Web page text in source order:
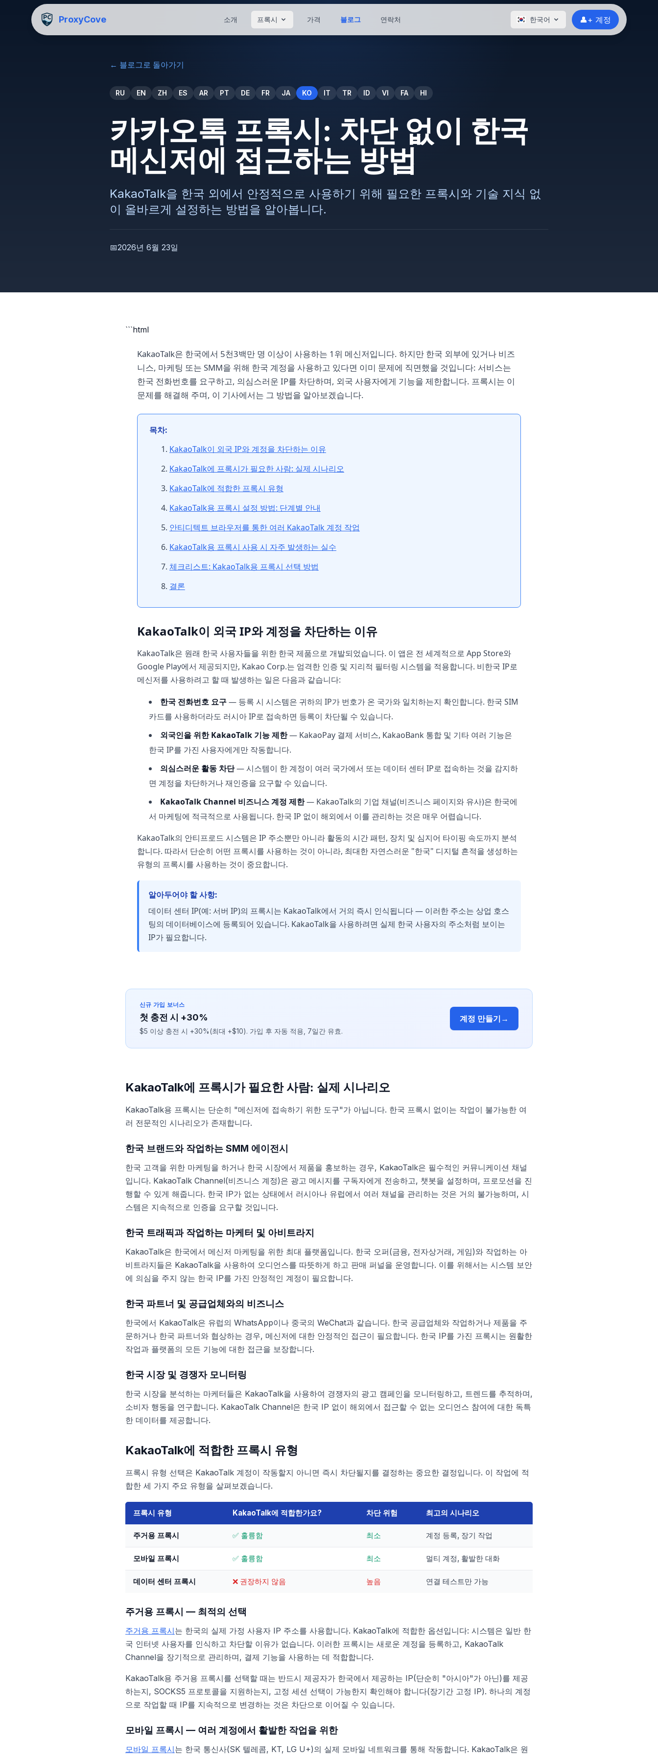
ProxyCove 소개 프록시 가격 블로그 연락처 한국어 👤+ 계정
← 블로그로 돌아가기
RU EN ZH ES AR PT DE FR JA KO IT TR ID VI FA HI
카카오톡 프록시: 차단 없이 한국
메신저에 접근하는 방법
KakaoTalk을 한국 외에서 안정적으로 사용하기 위해 필요한 프록시와 기술 지식 없
이 올바르게 설정하는 방법을 알아봅니다.
📅2026년 6월 23일
```html
KakaoTalk은 한국에서 5천3백만 명 이상이 사용하는 1위 메신저입니다. 하지만 한국 외부에 있거나 비즈
니스, 마케팅 또는 SMM을 위해 한국 계정을 사용하고 있다면 이미 문제에 직면했을 것입니다: 서비스는
한국 전화번호를 요구하고, 의심스러운 IP를 차단하며, 외국 사용자에게 기능을 제한합니다. 프록시는 이
문제를 해결해 주며, 이 기사에서는 그 방법을 알아보겠습니다.
목차:
KakaoTalk이 외국 IP와 계정을 차단하는 이유
KakaoTalk에 프록시가 필요한 사람: 실제 시나리오
KakaoTalk에 적합한 프록시 유형
KakaoTalk용 프록시 설정 방법: 단계별 안내
안티디텍트 브라우저를 통한 여러 KakaoTalk 계정 작업
KakaoTalk용 프록시 사용 시 자주 발생하는 실수
체크리스트: KakaoTalk용 프록시 선택 방법
결론
KakaoTalk이 외국 IP와 계정을 차단하는 이유
KakaoTalk은 원래 한국 사용자들을 위한 한국 제품으로 개발되었습니다. 이 앱은 전 세계적으로 App Store와
Google Play에서 제공되지만, Kakao Corp.는 엄격한 인증 및 지리적 필터링 시스템을 적용합니다. 비한국 IP로
메신저를 사용하려고 할 때 발생하는 일은 다음과 같습니다:
한국 전화번호 요구— 등록 시 시스템은 귀하의 IP가 번호가 온 국가와 일치하는지 확인합니다. 한국 SIM
카드를 사용하더라도 러시아 IP로 접속하면 등록이 차단될 수 있습니다.
외국인을 위한 KakaoTalk 기능 제한— KakaoPay 결제 서비스, KakaoBank 통합 및 기타 여러 기능은
한국 IP를 가진 사용자에게만 작동합니다.
의심스러운 활동 차단— 시스템이 한 계정이 여러 국가에서 또는 데이터 센터 IP로 접속하는 것을 감지하
면 계정을 차단하거나 재인증을 요구할 수 있습니다.
KakaoTalk Channel 비즈니스 계정 제한— KakaoTalk의 기업 채널(비즈니스 페이지와 유사)은 한국에
서 마케팅에 적극적으로 사용됩니다. 한국 IP 없이 해외에서 이를 관리하는 것은 매우 어렵습니다.
KakaoTalk의 안티프로드 시스템은 IP 주소뿐만 아니라 활동의 시간 패턴, 장치 및 심지어 타이핑 속도까지 분석
합니다. 따라서 단순히 어떤 프록시를 사용하는 것이 아니라, 최대한 자연스러운 "한국" 디지털 흔적을 생성하는
유형의 프록시를 사용하는 것이 중요합니다.
알아두어야 할 사항:
데이터 센터 IP(예: 서버 IP)의 프록시는 KakaoTalk에서 거의 즉시 인식됩니다 — 이러한 주소는 상업 호스
팅의 데이터베이스에 등록되어 있습니다. KakaoTalk을 사용하려면 실제 한국 사용자의 주소처럼 보이는
IP가 필요합니다.
신규 가입 보너스
첫 충전 시 +30%
$5 이상 충전 시 +30%(최대 +$10). 가입 후 자동 적용, 7일간 유효.
계정 만들기 →
KakaoTalk에 프록시가 필요한 사람: 실제 시나리오
KakaoTalk용 프록시는 단순히 "메신저에 접속하기 위한 도구"가 아닙니다. 한국 프록시 없이는 작업이 불가능한 여
러 전문적인 시나리오가 존재합니다.
한국 브랜드와 작업하는 SMM 에이전시
한국 고객을 위한 마케팅을 하거나 한국 시장에서 제품을 홍보하는 경우, KakaoTalk은 필수적인 커뮤니케이션 채널
입니다. KakaoTalk Channel(비즈니스 계정)은 광고 메시지를 구독자에게 전송하고, 챗봇을 설정하며, 프로모션을 진
행할 수 있게 해줍니다. 한국 IP가 없는 상태에서 러시아나 유럽에서 여러 채널을 관리하는 것은 거의 불가능하며, 시
스템은 지속적으로 인증을 요구할 것입니다.
한국 트래픽과 작업하는 마케터 및 아비트라지
KakaoTalk은 한국에서 메신저 마케팅을 위한 최대 플랫폼입니다. 한국 오퍼(금융, 전자상거래, 게임)와 작업하는 아
비트라지들은 KakaoTalk을 사용하여 오디언스를 따뜻하게 하고 판매 퍼널을 운영합니다. 이를 위해서는 시스템 보안
에 의심을 주지 않는 한국 IP를 가진 안정적인 계정이 필요합니다.
한국 파트너 및 공급업체와의 비즈니스
한국에서 KakaoTalk은 유럽의 WhatsApp이나 중국의 WeChat과 같습니다. 한국 공급업체와 작업하거나 제품을 주
문하거나 한국 파트너와 협상하는 경우, 메신저에 대한 안정적인 접근이 필요합니다. 한국 IP를 가진 프록시는 원활한
작업과 플랫폼의 모든 기능에 대한 접근을 보장합니다.
한국 시장 및 경쟁자 모니터링
한국 시장을 분석하는 마케터들은 KakaoTalk을 사용하여 경쟁자의 광고 캠페인을 모니터링하고, 트렌드를 추적하며,
소비자 행동을 연구합니다. KakaoTalk Channel은 한국 IP 없이 해외에서 접근할 수 없는 오디언스 참여에 대한 독특
한 데이터를 제공합니다.
KakaoTalk에 적합한 프록시 유형
프록시 유형 선택은 KakaoTalk 계정이 작동할지 아니면 즉시 차단될지를 결정하는 중요한 결정입니다. 이 작업에 적
합한 세 가지 주요 유형을 살펴보겠습니다.
프록시 유형 KakaoTalk에 적합한가요? 차단 위험 최고의 시나리오
주거용 프록시 ✅ 훌륭함 최소 계정 등록, 장기 작업
모바일 프록시 ✅ 훌륭함 최소 멀티 계정, 활발한 대화
데이터 센터 프록시 ❌ 권장하지 않음 높음 연결 테스트만 가능
주거용 프록시 — 최적의 선택
주거용 프록시는 한국의 실제 가정 사용자 IP 주소를 사용합니다. KakaoTalk에 적합한 옵션입니다: 시스템은 일반 한
국 인터넷 사용자를 인식하고 차단할 이유가 없습니다. 이러한 프록시는 새로운 계정을 등록하고, KakaoTalk
Channel을 장기적으로 관리하며, 결제 기능을 사용하는 데 적합합니다.
KakaoTalk용 주거용 프록시를 선택할 때는 반드시 제공자가 한국에서 제공하는 IP(단순히 "아시아"가 아닌)를 제공
하는지, SOCKS5 프로토콜을 지원하는지, 고정 세션 선택이 가능한지 확인해야 합니다(장기간 고정 IP). 하나의 계정
으로 작업할 때 IP를 지속적으로 변경하는 것은 차단으로 이어질 수 있습니다.
모바일 프록시 — 여러 계정에서 활발한 작업을 위한
모바일 프록시는 한국 통신사(SK 텔레콤, KT, LG U+)의 실제 모바일 네트워크를 통해 작동합니다. KakaoTalk은 원